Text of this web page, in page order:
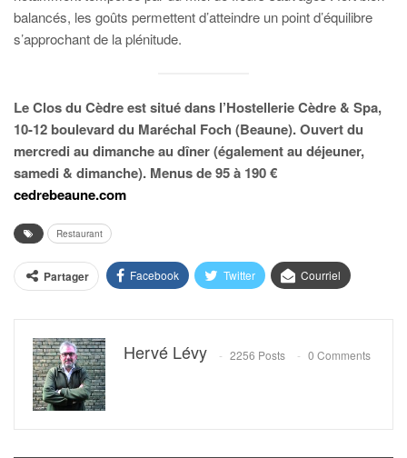
balancés, les goûts permettent d’atteindre un point d’équilibre
s’approchant de la plénitude.
Le Clos du Cèdre est situé dans l’Hostellerie Cèdre & Spa,
10-12 boulevard du Maréchal Foch (Beaune). Ouvert du
mercredi au dimanche au dîner (également au déjeuner,
samedi & dimanche). Menus de 95 à 190 €
cedrebeaune.com
Restaurant
Partager Facebook Twitter Courriel
Hervé Lévy 2256 Posts 0 Comments